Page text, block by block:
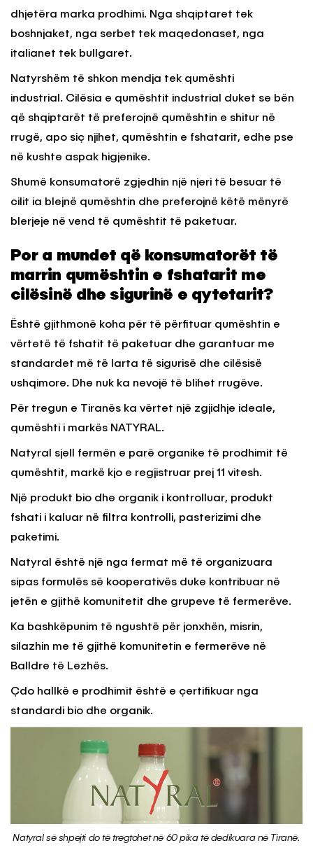
dhjetëra marka prodhimi. Nga shqiptaret tek
boshnjaket, nga serbet tek maqedonaset, nga
italianet tek bullgaret.
Natyrshëm të shkon mendja tek qumështi
industrial. Cilësia e qumështit industrial duket se bën
që shqiptarët të preferojnë qumështin e shitur në
rrugë, apo siç njihet, qumështin e fshatarit, edhe pse
në kushte aspak higjenike.
Shumë konsumatorë zgjedhin një njeri të besuar të
cilit ia blejnë qumështin dhe preferojnë këtë mënyrë
blerjeje në vend të qumështit të paketuar.
Por a mundet që konsumatorët të
marrin qumështin e fshatarit me
cilësinë dhe sigurinë e qytetarit?
Është gjithmonë koha për të përfituar qumështin e
vërtetë të fshatit të paketuar dhe garantuar me
standardet më të larta të sigurisë dhe cilësisë
ushqimore. Dhe nuk ka nevojë të blihet rrugëve.
Për tregun e Tiranës ka vërtet një zgjidhje ideale,
qumështi i markës NATYRAL.
Natyral sjell fermën e parë organike të prodhimit të
qumështit, markë kjo e regjistruar prej 11 vitesh.
Një produkt bio dhe organik i kontrolluar, produkt
fshati i kaluar në filtra kontrolli, pasterizimi dhe
paketimi.
Natyral është një nga fermat më të organizuara
sipas formulës së kooperativës duke kontribuar në
jetën e gjithë komunitetit dhe grupeve të fermerëve.
Ka bashkëpunim të ngushtë për jonxhën, misrin,
silazhin me të gjithë komunitetin e fermerëve në
Balldre të Lezhës.
Çdo hallkë e prodhimit është e çertifikuar nga
standardi bio dhe organik.
Natyral së shpejti do të tregtohet në 60 pika të dedikuara në Tiranë.